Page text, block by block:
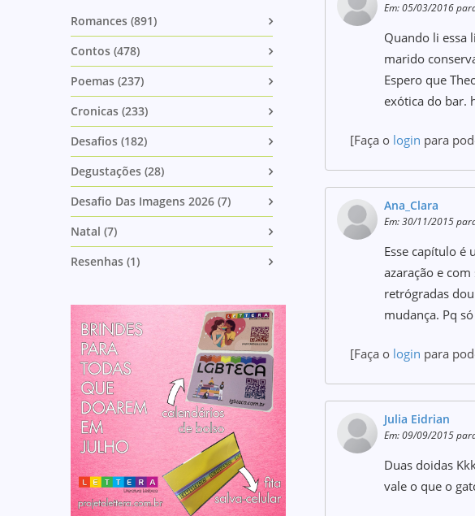
Romances (891)
Contos (478)
Poemas (237)
Cronicas (233)
Desafios (182)
Degustações (28)
Desafio Das Imagens 2026 (7)
Natal (7)
Resenhas (1)
Em: 05/03/2016
Quando li essa
marido
Espero que
exótica do bar.
[Faça o login para
Ana_Clara
Em: 30/11/2015
Esse capítulo é
azaração e
retrógradas
mudança. Pq
[Faça o login para
Julia Eidrian
Em: 09/09/2015
Duas doidas
vale o que o